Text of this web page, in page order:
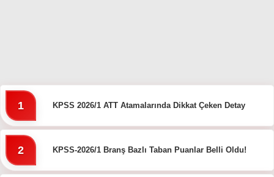
Dribbble
1 KPSS 2026/1 ATT Atamalarında Dikkat Çeken Detay
2 KPSS-2026/1 Branş Bazlı Taban Puanlar Belli Oldu!